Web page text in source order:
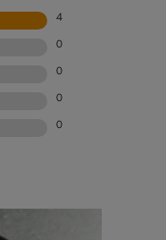
4
0
0
0
0